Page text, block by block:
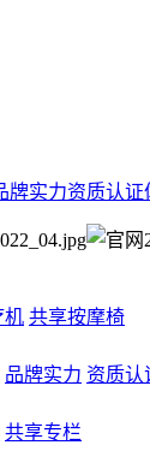
牌实力资质认证
机 共享按摩椅
品牌实力 资质认
共享专栏